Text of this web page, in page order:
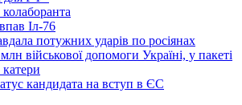
Іл-76
потужних ударів по росіянах
військової допомоги Україні, у пакеті
кандидата на вступ в ЄС